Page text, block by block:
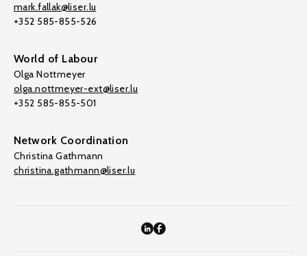
mark.fallak@liser.lu
+352 585-855-526
World of Labour
Olga Nottmeyer
olga.nottmeyer-ext@liser.lu
+352 585-855-501
Network Coordination
Christina Gathmann
christina.gathmann@liser.lu